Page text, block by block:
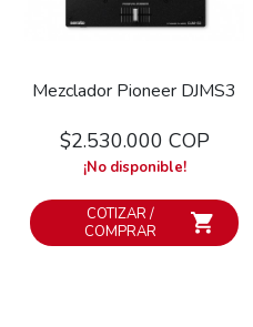
Mezclador Pioneer DJMS3
$2.530.000 COP
¡No disponible!
COTIZAR /
COMPRAR